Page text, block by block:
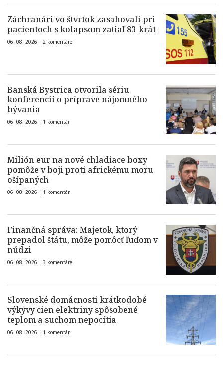
Záchranári vo štvrtok zasahovali pri
pacientoch s kolapsom zatiaľ 83-krát
06. 08. 2026 | 2 komentáre
Banská Bystrica otvorila sériu
konferencií o príprave nájomného
bývania
06. 08. 2026 | 1 komentár
Milión eur na nové chladiace boxy
pomôže v boji proti africkému moru
ošípaných
06. 08. 2026 | 1 komentár
Finančná správa: Majetok, ktorý
prepadol štátu, môže pomôcť ľuďom v
núdzi
06. 08. 2026 | 3 komentáre
Slovenské domácnosti krátkodobé
výkyvy cien elektriny spôsobené
teplom a suchom nepocítia
06. 08. 2026 | 1 komentár